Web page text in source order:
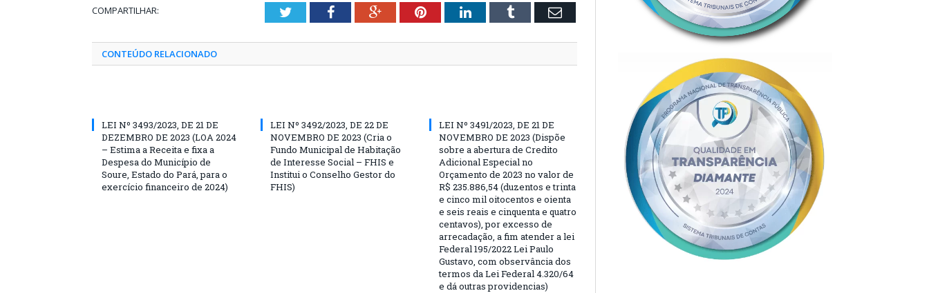
COMPARTILHAR: TwitterFacebookGoogle+PinterestLinkedInTumblr Email
CONTEÚDO RELACIONADO
LEI Nº 3493/2023, DE 21 DE
DEZEMBRO DE 2023 (LOA 2024
– Estima a Receita e fixa a
Despesa do Município de
Soure, Estado do Pará, para o
exercício financeiro de 2024)
LEI Nº 3492/2023, DE 22 DE
NOVEMBRO DE 2023 (Cria o
Fundo Municipal de Habitação
de Interesse Social – FHIS e
Institui o Conselho Gestor do
FHIS)
LEI Nº 3491/2023, DE 21 DE
NOVEMBRO DE 2023 (Dispõe
sobre a abertura de Credito
Adicional Especial no
Orçamento de 2023 no valor de
R$ 235.886,54 (duzentos e trinta
e cinco mil oitocentos e oienta
e seis reais e cinquenta e quatro
centavos), por excesso de
arrecadação, a fim atender a lei
Federal 195/2022 Lei Paulo
Gustavo, com observância dos
termos da Lei Federal 4.320/64
e dá outras providencias)